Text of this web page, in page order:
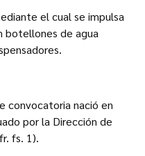
el cual se impulsa
botellones de agua
convocatoria nació en
por la Dirección de
fs. 1).